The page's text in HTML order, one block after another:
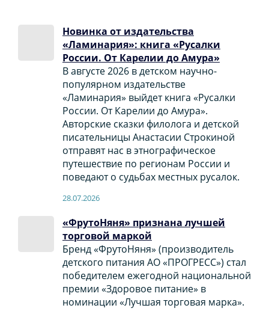
Новинка от издательства
«Ламинария»: книга «Русалки
России. От Карелии до Амура»
В августе 2026 в детском научно-
популярном издательстве
«Ламинария» выйдет книга «Русалки
России. От Карелии до Амура».
Авторские сказки филолога и детской
писательницы Анастасии Строкиной
отправят нас в этнографическое
путешествие по регионам России и
поведают о судьбах местных русалок.
28.07.2026
«ФрутоНяня» признана лучшей
торговой маркой
Бренд «ФрутоНяня» (производитель
детского питания АО «ПРОГРЕСС») стал
победителем ежегодной национальной
премии «Здоровое питание» в
номинации «Лучшая торговая марка».